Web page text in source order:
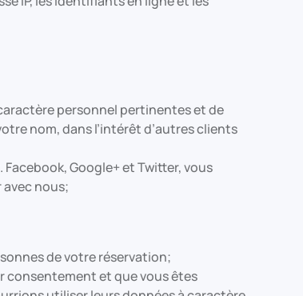
personnel pertinentes et de
nom, dans l’intérêt d’autres clients
Google+ et Twitter, vous
nous;
de votre réservation;
consentement et que vous êtes